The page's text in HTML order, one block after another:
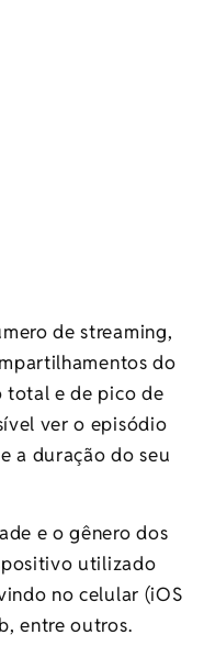
de streaming,
do
total e de pico de
ver o episódio
a duração do seu
e o gênero dos
utilizado
no celular (iOS
entre outros.